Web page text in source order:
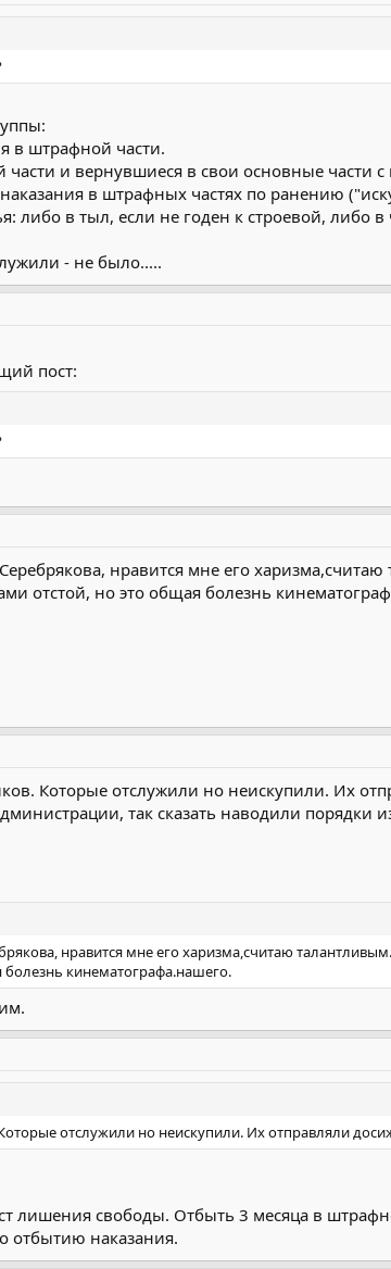
в штрафной части.
и вернувшиеся в свои основные части
в штрафных частях по ранению
либо в тыл, если не годен к строевой,
- не было.....
пост:
нравится мне его
отстой, но это общая болезнь
Которые отслужили но неискупили. Их
так сказать наводили порядки
нравится мне его харизма,считаю
кинематографа.нашего.
отслужили но неискупили. Их отправляли
лишения свободы. Отбыть 3 месяца в
отбытию наказания.